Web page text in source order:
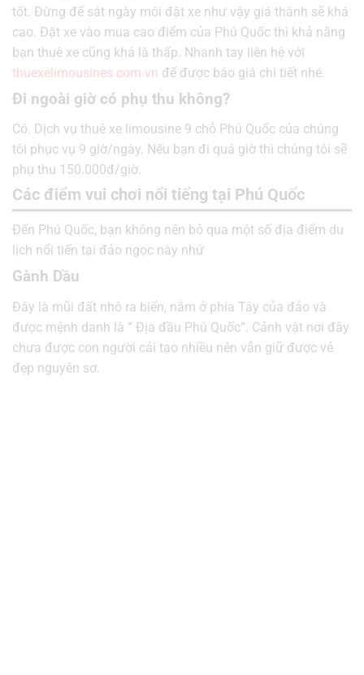
tốt. Đừng để sát ngày mói đặt xe như vậy giá thành sẽ khá
cao. Đặt xe vào mua cao điểm của Phú Quốc thì khả năng
bạn thuê xe cũng khá là thấp. Nhanh tay liên hệ với
thuexelimousines.com.vn để được báo giá chi tiết nhé.
Đi ngoài giờ có phụ thu không?
Có. Dịch vụ thuê xe limousine 9 chỗ Phú Quốc của chúng
tôi phục vụ 9 giờ/ngày. Nếu bạn đi quá giờ thì chúng tôi sẽ
phụ thu 150.000đ/giờ.
Các điểm vui chơi nổi tiếng tại Phú Quốc
Đến Phú Quốc, bạn không nên bỏ qua một số địa điểm du
lịch nổi tiến tại đảo ngọc này nhứ
Gành Dầu
Đây là mũi đất nhô ra biển, nằm ở phía Tây của đảo và
được mệnh danh là ” Địa đầu Phú Quốc”. Cảnh vật nơi đây
chưa được con người cải tạo nhiều nên vẫn giữ được vẻ
đẹp nguyên sơ.